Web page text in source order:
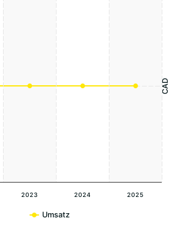
CAD
Umsatz
2023 2024 2025